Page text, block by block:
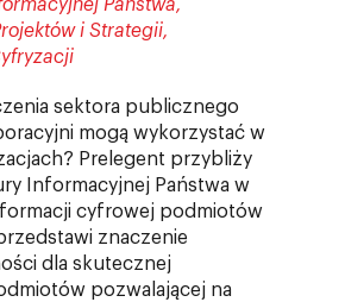
Państwa,
i Strategii,
sektora publicznego
mogą wykorzystać w
Prelegent przybliży
Informacyjnej Państwa w
cyfrowej podmiotów
znaczenie
dla skutecznej
pozwalającej na